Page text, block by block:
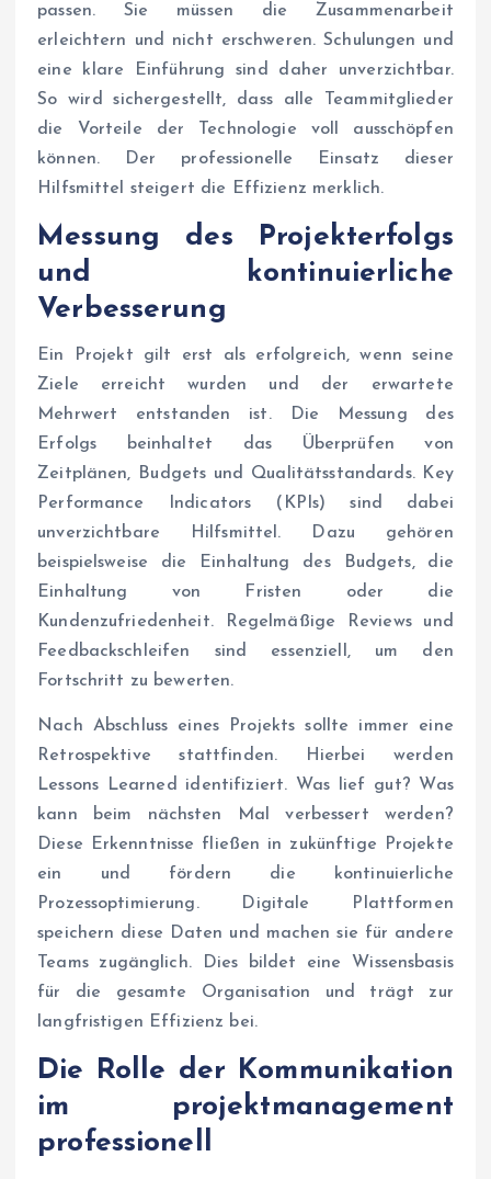
passen. Sie müssen die Zusammenarbeit
erleichtern und nicht erschweren. Schulungen und
eine klare Einführung sind daher unverzichtbar.
So wird sichergestellt, dass alle Teammitglieder
die Vorteile der Technologie voll ausschöpfen
können. Der professionelle Einsatz dieser
Hilfsmittel steigert die Effizienz merklich.
Messung des Projekterfolgs
und kontinuierliche
Verbesserung
Ein Projekt gilt erst als erfolgreich, wenn seine
Ziele erreicht wurden und der erwartete
Mehrwert entstanden ist. Die Messung des
Erfolgs beinhaltet das Überprüfen von
Zeitplänen, Budgets und Qualitätsstandards. Key
Performance Indicators (KPIs) sind dabei
unverzichtbare Hilfsmittel. Dazu gehören
beispielsweise die Einhaltung des Budgets, die
Einhaltung von Fristen oder die
Kundenzufriedenheit. Regelmäßige Reviews und
Feedbackschleifen sind essenziell, um den
Fortschritt zu bewerten.
Nach Abschluss eines Projekts sollte immer eine
Retrospektive stattfinden. Hierbei werden
Lessons Learned identifiziert. Was lief gut? Was
kann beim nächsten Mal verbessert werden?
Diese Erkenntnisse fließen in zukünftige Projekte
ein und fördern die kontinuierliche
Prozessoptimierung. Digitale Plattformen
speichern diese Daten und machen sie für andere
Teams zugänglich. Dies bildet eine Wissensbasis
für die gesamte Organisation und trägt zur
langfristigen Effizienz bei.
Die Rolle der Kommunikation
im projektmanagement
professionell